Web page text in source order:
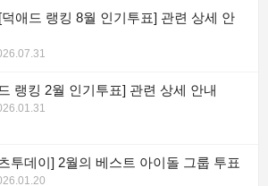
[덕애드 랭킹 8월 인기투표] 관련 상세 안
랭킹 2월 인기투표] 관련 상세 안내
투데이] 2월의 베스트 아이돌 그룹 투표